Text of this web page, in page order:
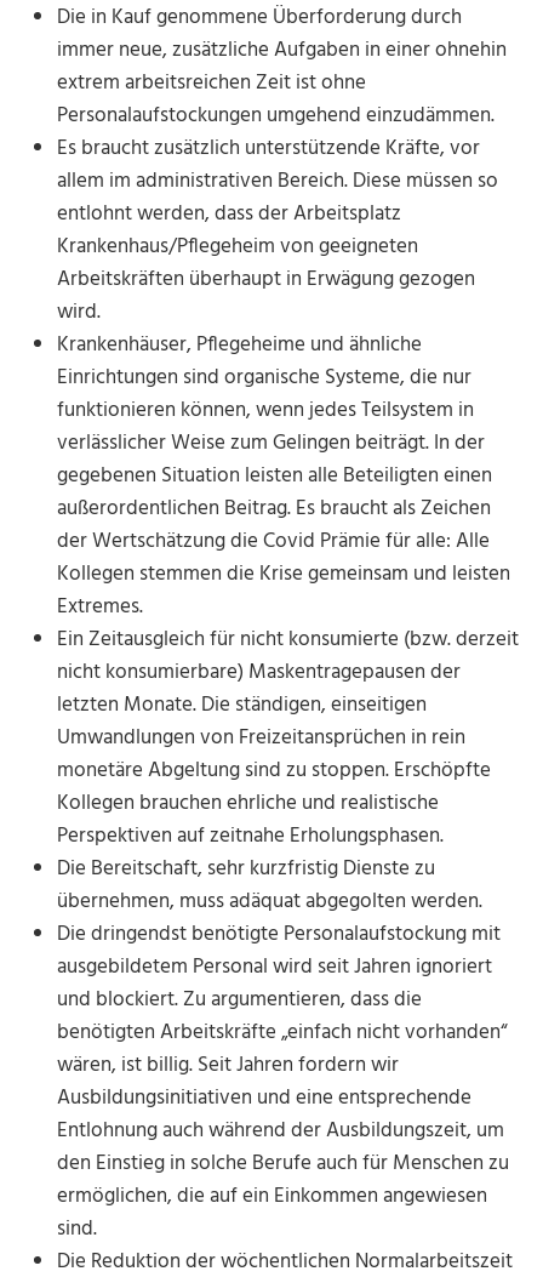
Die in Kauf genommene Überforderung durch
immer neue, zusätzliche Aufgaben in einer ohnehin
extrem arbeitsreichen Zeit ist ohne
Personalaufstockungen umgehend einzudämmen.
Es braucht zusätzlich unterstützende Kräfte, vor
allem im administrativen Bereich. Diese müssen so
entlohnt werden, dass der Arbeitsplatz
Krankenhaus/Pflegeheim von geeigneten
Arbeitskräften überhaupt in Erwägung gezogen
wird.
Krankenhäuser, Pflegeheime und ähnliche
Einrichtungen sind organische Systeme, die nur
funktionieren können, wenn jedes Teilsystem in
verlässlicher Weise zum Gelingen beiträgt. In der
gegebenen Situation leisten alle Beteiligten einen
außerordentlichen Beitrag. Es braucht als Zeichen
der Wertschätzung die Covid Prämie für alle: Alle
Kollegen stemmen die Krise gemeinsam und leisten
Extremes.
Ein Zeitausgleich für nicht konsumierte (bzw. derzeit
nicht konsumierbare) Maskentragepausen der
letzten Monate. Die ständigen, einseitigen
Umwandlungen von Freizeitansprüchen in rein
monetäre Abgeltung sind zu stoppen. Erschöpfte
Kollegen brauchen ehrliche und realistische
Perspektiven auf zeitnahe Erholungsphasen.
Die Bereitschaft, sehr kurzfristig Dienste zu
übernehmen, muss adäquat abgegolten werden.
Die dringendst benötigte Personalaufstockung mit
ausgebildetem Personal wird seit Jahren ignoriert
und blockiert. Zu argumentieren, dass die
benötigten Arbeitskräfte „einfach nicht vorhanden“
wären, ist billig. Seit Jahren fordern wir
Ausbildungsinitiativen und eine entsprechende
Entlohnung auch während der Ausbildungszeit, um
den Einstieg in solche Berufe auch für Menschen zu
ermöglichen, die auf ein Einkommen angewiesen
sind.
Die Reduktion der wöchentlichen Normalarbeitszeit